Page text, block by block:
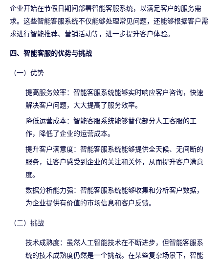
企业开始在节假日期间部署智能客服系统，以满足客户的服务需
求。这些智能客服系统不仅能够处理常见问题，还能够根据客户需
求进行智能推荐、营销活动等，进一步提升客户体验。
四、智能客服的优势与挑战
（一）优势
提高服务效率：智能客服系统能够实时响应客户咨询，快速
解决客户问题，大大提高了服务效率。
降低运营成本：智能客服系统能够替代部分人工客服的工
作，降低了企业的运营成本。
提升客户满意度：智能客服系统能够提供全天候、无间断的
服务，让客户感受到企业的关注和关怀，从而提升客户满意
度。
数据分析能力强：智能客服系统能够收集和分析客户数据，
为企业提供有价值的市场信息和客户反馈。
（二）挑战
技术成熟度：虽然人工智能技术在不断进步，但智能客服系
统的技术成熟度仍然是一个挑战。在某些复杂场景下，智能